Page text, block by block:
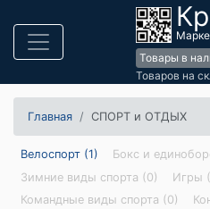
Товары в
Товаров на
Главная СПОРТ и ОТДЫХ
Велоспорт (1) Бокс и
Зимние виды спорта (0)
Игры
Командные виды спорта (0)